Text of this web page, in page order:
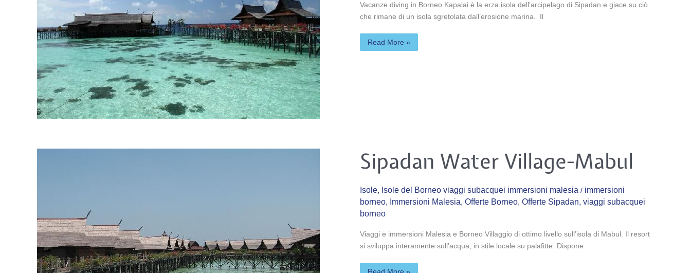
Vacanze diving in Borneo Kapalai è la erza isola dell’arcipelago di Sipadan e giace su ciò
che rimane di un isola sgretolata dall’erosione marina. Il
Read More »
Sipadan Water Village-Mabul
Isole, Isole del Borneo viaggi subacquei immersioni malesia / immersioni
borneo, Immersioni Malesia, Offerte Borneo, Offerte Sipadan, viaggi subacquei
borneo
Viaggi e immersioni Malesia e Borneo Villaggio di ottimo livello sull’isola di Mabul. Il resort
si sviluppa interamente sull’acqua, in stile locale su palafitte. Dispone
Sipadan
Water
Village-
Mabul